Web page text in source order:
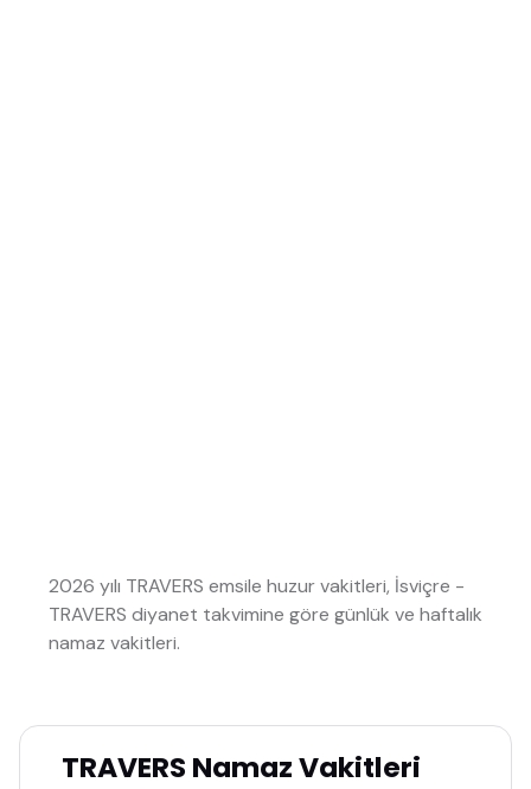
2026 yılı TRAVERS emsile huzur vakitleri, İsviçre -
TRAVERS diyanet takvimine göre günlük ve haftalık
namaz vakitleri.
TRAVERS Namaz Vakitleri